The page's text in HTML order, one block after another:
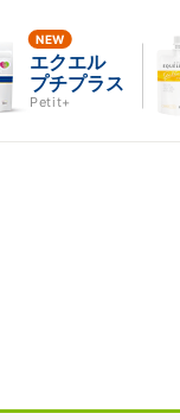
エクエル
プチプラス
Petit+